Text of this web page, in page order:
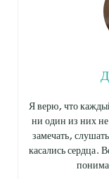
Я верю, что
ни один из них
замечать,
касались сердца.